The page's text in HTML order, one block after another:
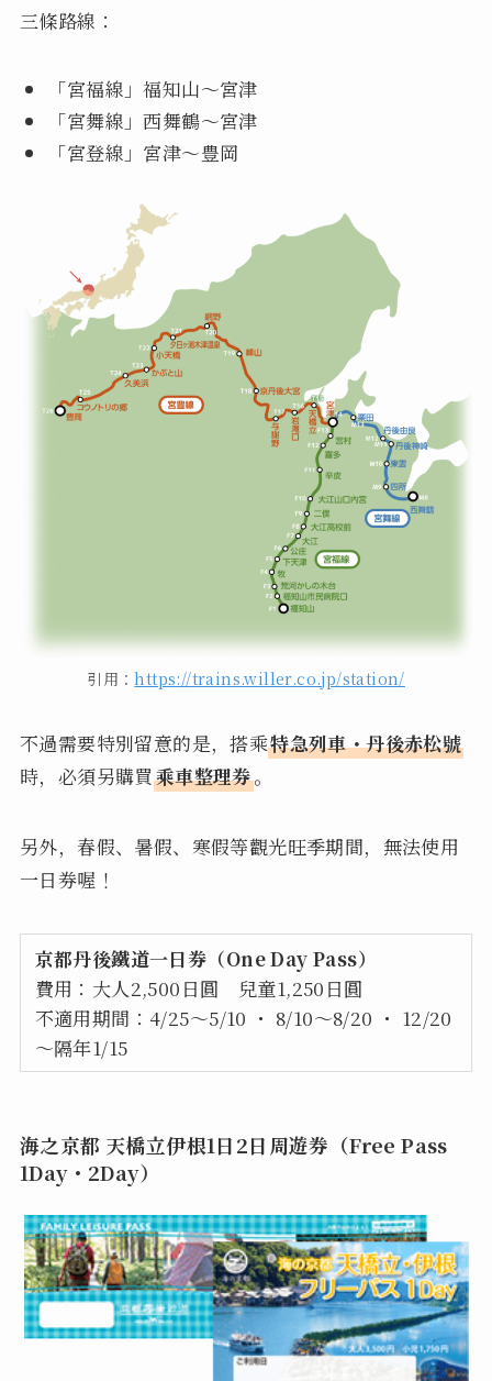
三條路線：
「宮福線」福知山～宮津
「宮舞線」西舞鶴～宮津
「宮登線」宮津～豊岡
引用：https://trains.willer.co.jp/station/
不過需要特別留意的是，搭乘特急列車・丹後赤松號
時，必須另購買乘車整理券。
另外，春假、暑假、寒假等觀光旺季期間，無法使用
一日券喔！
京都丹後鐵道一日券（One Day Pass）
費用：大人2,500日圓 兒童1,250日圓
不適用期間：4/25～5/10 ・ 8/10～8/20 ・ 12/20
～隔年1/15
海之京都 天橋立伊根1日2日周遊券（Free Pass
1Day・2Day）